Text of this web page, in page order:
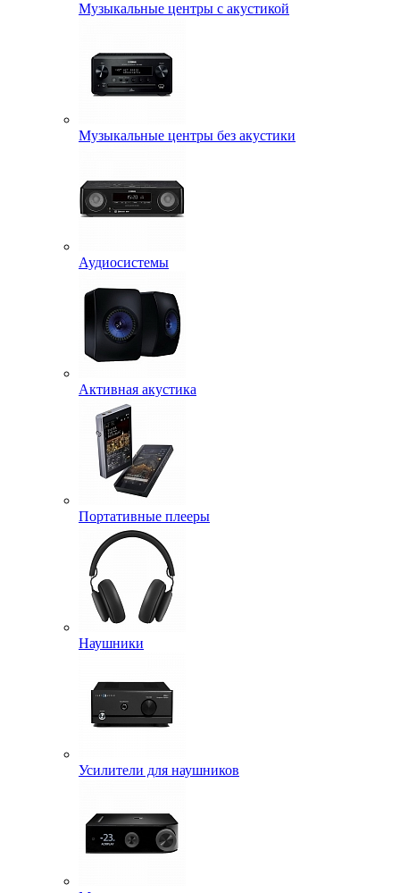
Музыкальные центры с акустикой
Музыкальные центры без акустики
Аудиосистемы
Активная акустика
Портативные плееры
Наушники
Усилители для наушников